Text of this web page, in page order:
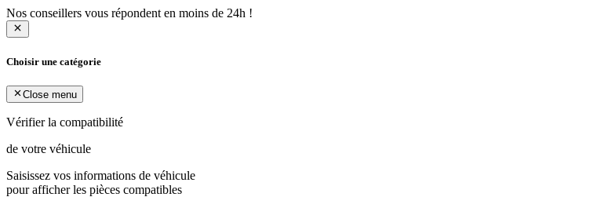
Nos conseillers vous répondent en moins de 24h !
Choisir une catégorie
Close menu
Vérifier la compatibilité
de votre véhicule
Saisissez vos informations de véhicule
pour afficher les pièces compatibles